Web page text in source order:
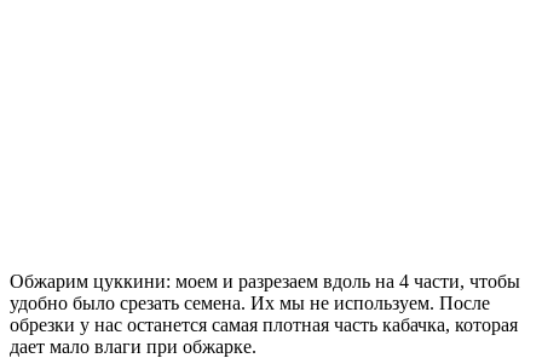
Обжарим цуккини: моем и разрезаем вдоль на 4 части, чтобы
удобно было срезать семена. Их мы не используем. После
обрезки у нас останется самая плотная часть кабачка, которая
дает мало влаги при обжарке.